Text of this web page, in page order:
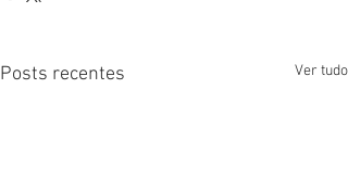
Posts recentes Ver tudo